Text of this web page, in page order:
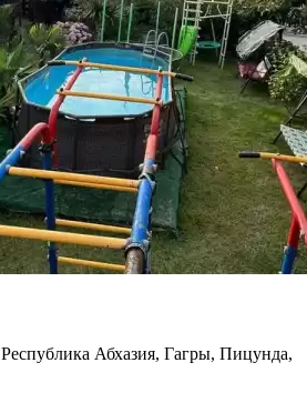
Республика Абхазия, Гагры, Пицунда,